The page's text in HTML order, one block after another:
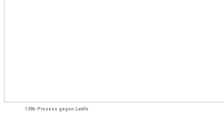
129b-Prozess gegen Latife